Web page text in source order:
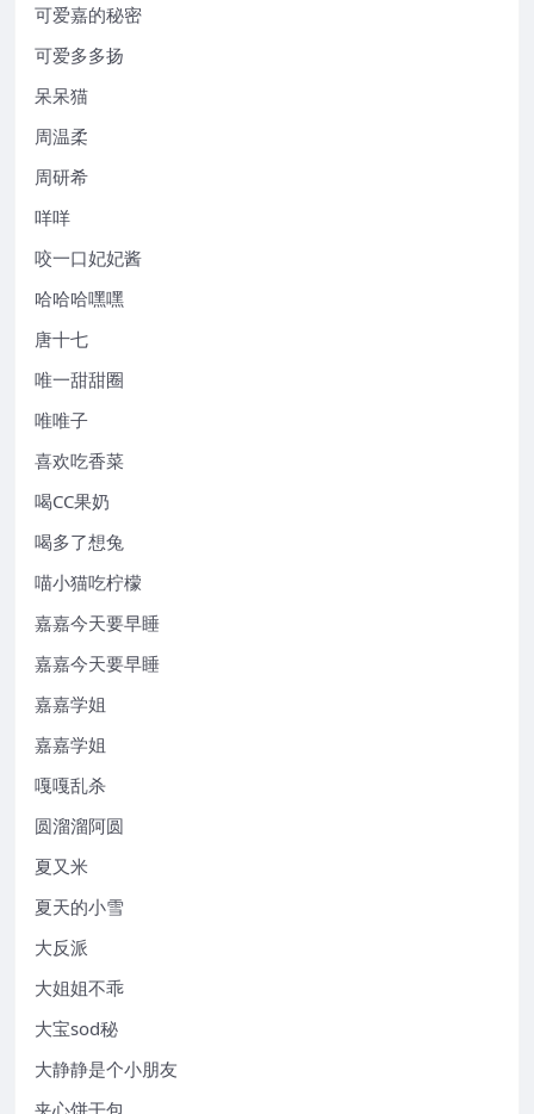
可爱嘉的秘密
可爱多多扬
呆呆猫
周温柔
周研希
咩咩
咬一口妃妃酱
哈哈哈嘿嘿
唐十七
唯一甜甜圈
唯唯子
喜欢吃香菜
喝CC果奶
喝多了想兔
喵小猫吃柠檬
嘉嘉今天要早睡
嘉嘉今天要早睡
嘉嘉学姐
嘉嘉学姐
嘎嘎乱杀
圆溜溜阿圆
夏又米
夏天的小雪
大反派
大姐姐不乖
大宝sod秘
大静静是个小朋友
夹心饼干包